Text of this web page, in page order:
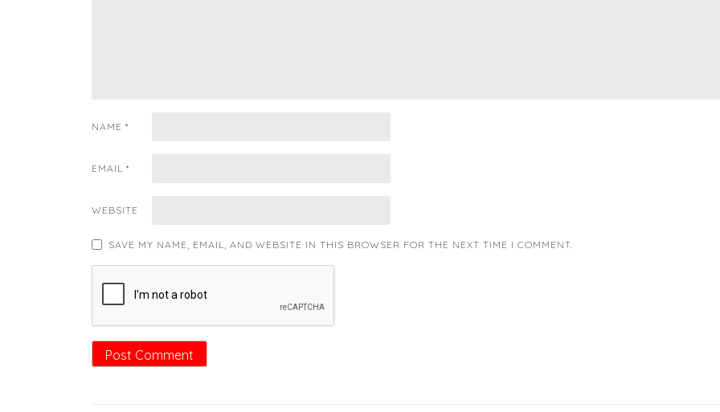
NAME *
EMAIL *
WEBSITE
SAVE MY NAME, EMAIL, AND WEBSITE IN THIS BROWSER FOR THE NEXT TIME I COMMENT.